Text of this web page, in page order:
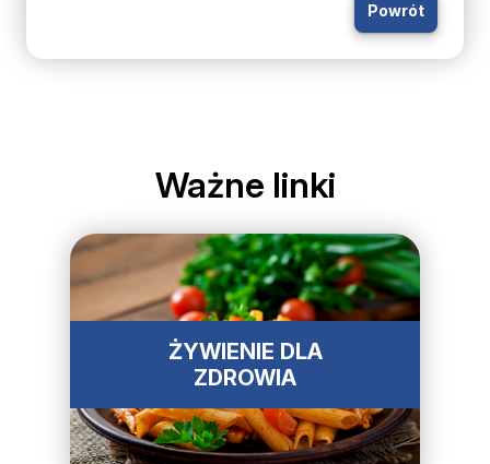
Powrót
Ważne linki
ŻYWIENIE DLA
ZDROWIA